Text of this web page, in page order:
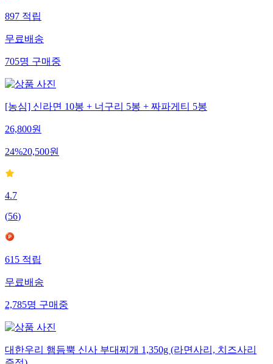
897적립
무료배송
705명구매중
[농심] 신라면 10봉 + 너구리 5봉 + 짜파게티 5봉
26,800원
24%20,500원
4.7
(56)
615적립
무료배송
2,785명구매중
대한우리 햄듬뿍 신사 부대찌개 1,350g (라면사리, 치즈사리